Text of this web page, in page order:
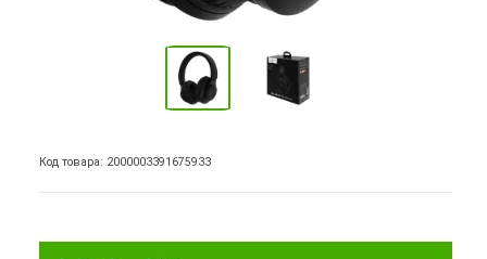
Код товара: 2000003391675933